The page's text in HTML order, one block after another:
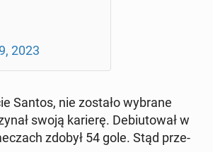
2023
Santos, nie zostało wybrane
swoją karierę. De­biu­to­wał w
zdobył 54 gole. Stąd prze­